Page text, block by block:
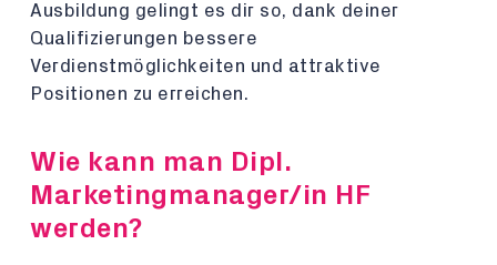
Ausbildung gelingt es dir so, dank deiner
Qualifizierungen bessere
Verdienstmöglichkeiten und attraktive
Positionen zu erreichen.
Wie kann man Dipl.
Marketingmanager/in HF
werden?